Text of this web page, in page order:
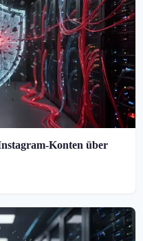
Konten über